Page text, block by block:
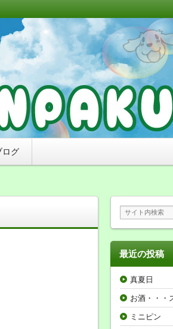
幌市豊平区の犬ト
ュラルドッグフードのお店
ブログです。
ログ
最近の投稿
真夏日
お酒・・・
ミニピン